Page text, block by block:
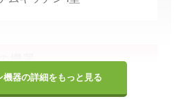
器の詳細をもっと見る
機器